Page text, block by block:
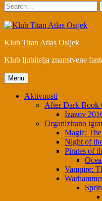
Search
Klub Titan Atlas Osijek
Klub ljubitelja znanstvene
Menu
Aktivnosti
After Dark Book
Izazov
Organizirano
Magic:
Night of
Pirates of
Vampire: